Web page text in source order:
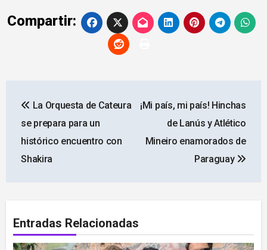
Compartir:
de
entradas
La Orquesta de Cateura
se prepara para un
histórico encuentro con
Shakira
¡Mi país, mi país! Hinchas
de Lanús y Atlético
Mineiro enamorados de
Paraguay
Entradas Relacionadas